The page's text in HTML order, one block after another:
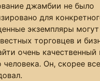
джамбии не было
для
экземпляры
торговцев и
очень
человека. Он, скорее